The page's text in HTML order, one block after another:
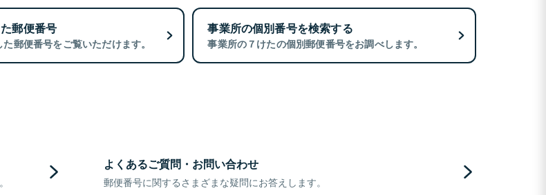
郵便番号
郵便番号をご覧いただけます。
事業所の個別番号を検索する
事業所の７けたの個別郵便番号をお調べします。
よくあるご質問・お問い合わせ
郵便番号に関するさまざまな疑問にお答えします。